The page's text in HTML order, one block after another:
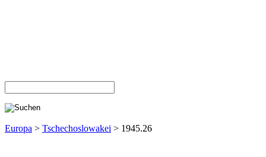
Europa > Tschechoslowakei > 1945.26